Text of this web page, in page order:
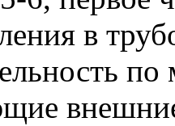
в